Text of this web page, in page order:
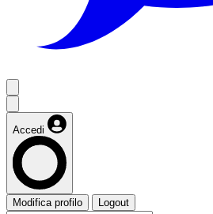
Accedi
Modifica profilo Logout